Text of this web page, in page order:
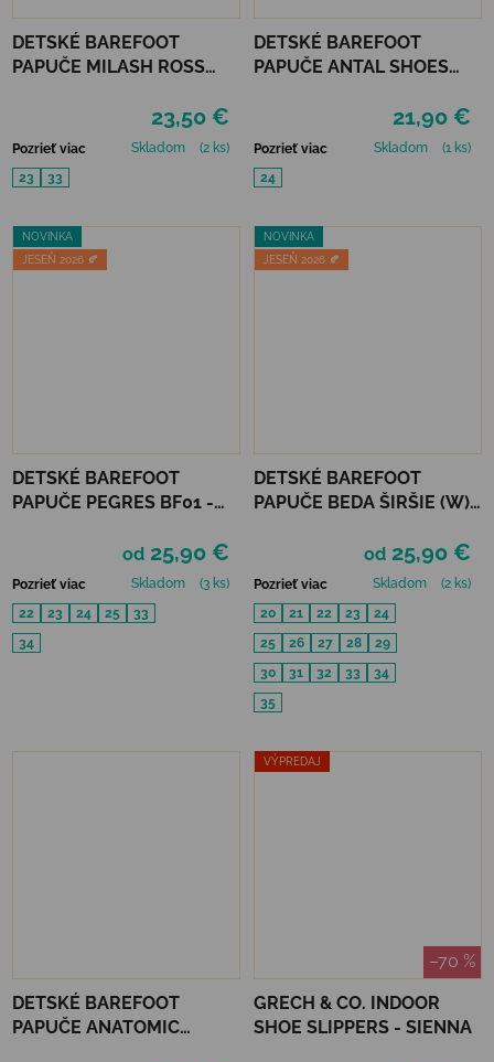
DETSKÉ BAREFOOT
PAPUČE MILASH ROSS
23,50 €
Pozrieť viac Skladom
(2 ks)
23
33
DETSKÉ BAREFOOT
PAPUČE ANTAL SHOES
21,90 €
Pozrieť viac Skladom
(1 ks)
24
NOVINKA
JESEŇ 2026 🍂
DETSKÉ BAREFOOT
PAPUČE PEGRES BF01 -
od 25,90 €
Pozrieť viac Skladom
(3 ks)
22
23 24 25
33
34
NOVINKA
JESEŇ 2026 🍂
DETSKÉ BAREFOOT
PAPUČE BEDA ŠIRŠIE (W)
od 25,90 €
Pozrieť viac Skladom
(2 ks)
20
21 22 23
24
25
26 27 28
29
30
31 32 33
34
35
DETSKÉ BAREFOOT
PAPUČE ANATOMIC
VÝPREDAJ
–70 %
GRECH & CO. INDOOR
SHOE SLIPPERS - SIENNA